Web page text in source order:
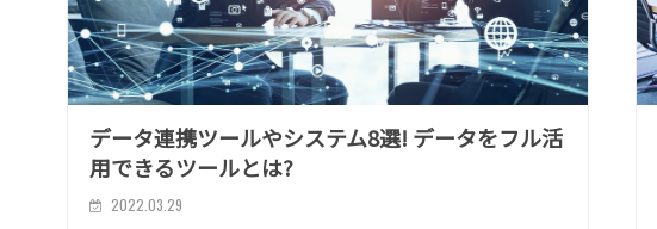
データ連携ツールやシステム8選! データをフル活
用できるツールとは?
2022.03.29